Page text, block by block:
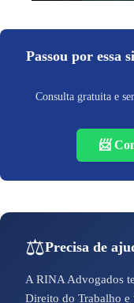
Passou por essa
Consulta gratuita e
📨
⚖️Precisa de
A RINA Advogados
Direito do Trabalho e